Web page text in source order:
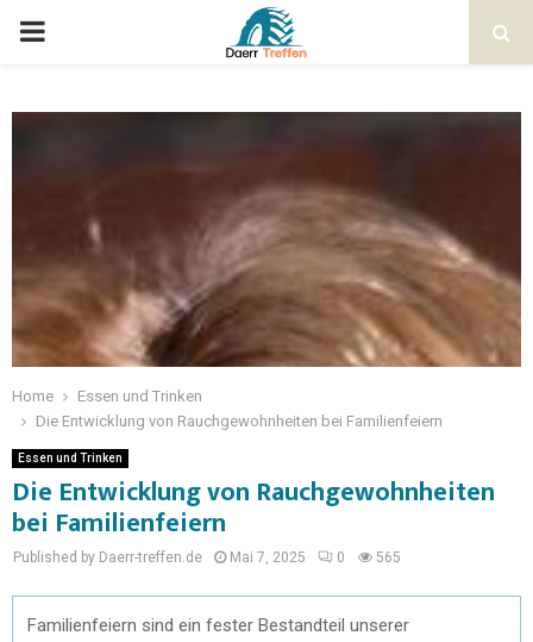
Home
Essen und Trinken
Die Entwicklung von Rauchgewohnheiten bei Familienfeiern
Essen und Trinken
Die Entwicklung von Rauchgewohnheiten
bei Familienfeiern
Published by Daerr-treffen.de Mai 7, 2025 0 565
Familienfeiern sind ein fester Bestandteil unserer